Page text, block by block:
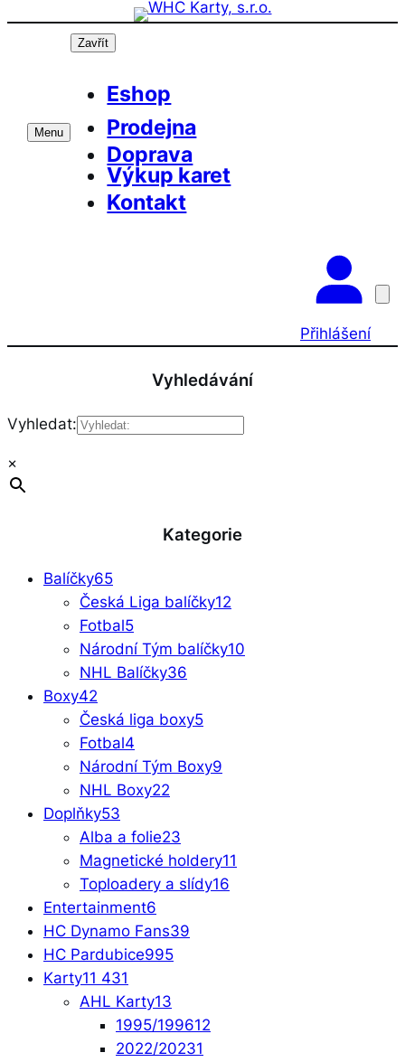
Přeskočit
Menu
Zavřít
Eshop
Prodejna
Doprava
Výkup karet
Kontakt
Přihlášení
Vyhledávání
Vyhledat:
×
Kategorie
Balíčky65
Česká Liga balíčky12
Fotbal5
Národní Tým balíčky10
NHL Balíčky36
Boxy42
Česká liga boxy5
Fotbal4
Národní Tým Boxy9
NHL Boxy22
Doplňky53
Alba a folie23
Magnetické holdery11
Toploadery a slídy16
Entertainment6
HC Dynamo Fans39
HC Pardubice995
Karty11 431
AHL Karty13
1995/199612
2022/20231